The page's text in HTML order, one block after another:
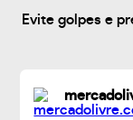
Evite golpes e